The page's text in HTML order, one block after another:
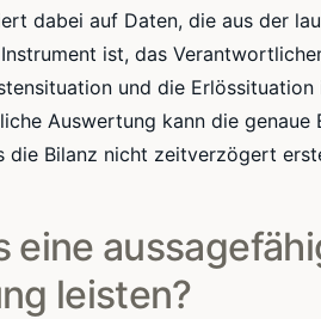
dabei auf Daten, die aus der
ist, das
und die
Auswertung kann die
die Bilanz nicht zeitverzögert
eine
leisten?